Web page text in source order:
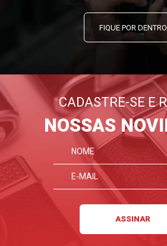
FIQUE POR DENTRO
CADASTRE-SE E
NOSSAS